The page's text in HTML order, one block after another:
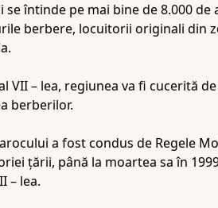
se întinde pe mai bine de 8.000
berbere, locuitorii originali din
VII – lea, regiunea va fi cucerită
berberilor.
a fost condus de Regele
țării, până la moartea sa în
– lea.